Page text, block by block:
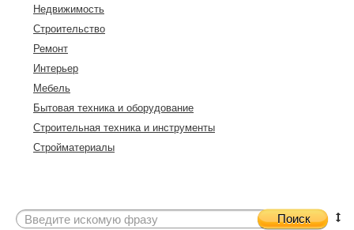
Недвижимость
Строительство
Ремонт
Интерьер
Мебель
Бытовая техника и оборудование
Строительная техника и инструменты
Стройматериалы
Поиск